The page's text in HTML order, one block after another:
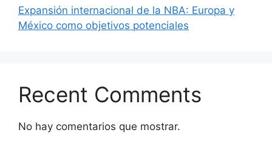
Expansión internacional de la NBA: Europa y
México como objetivos potenciales
Recent Comments
No hay comentarios que mostrar.